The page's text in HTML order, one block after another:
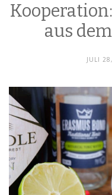
aus
JULI